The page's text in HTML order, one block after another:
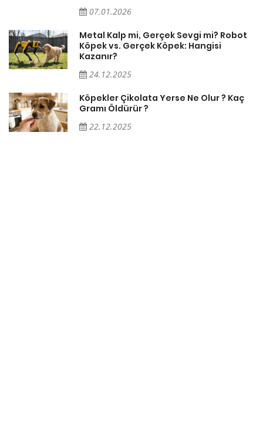
07.01.2026
Metal Kalp mi, Gerçek Sevgi mi? Robot
Köpek vs. Gerçek Köpek: Hangisi
Kazanır?
24.12.2025
Köpekler Çikolata Yerse Ne Olur ? Kaç
Gramı Öldürür ?
22.12.2025